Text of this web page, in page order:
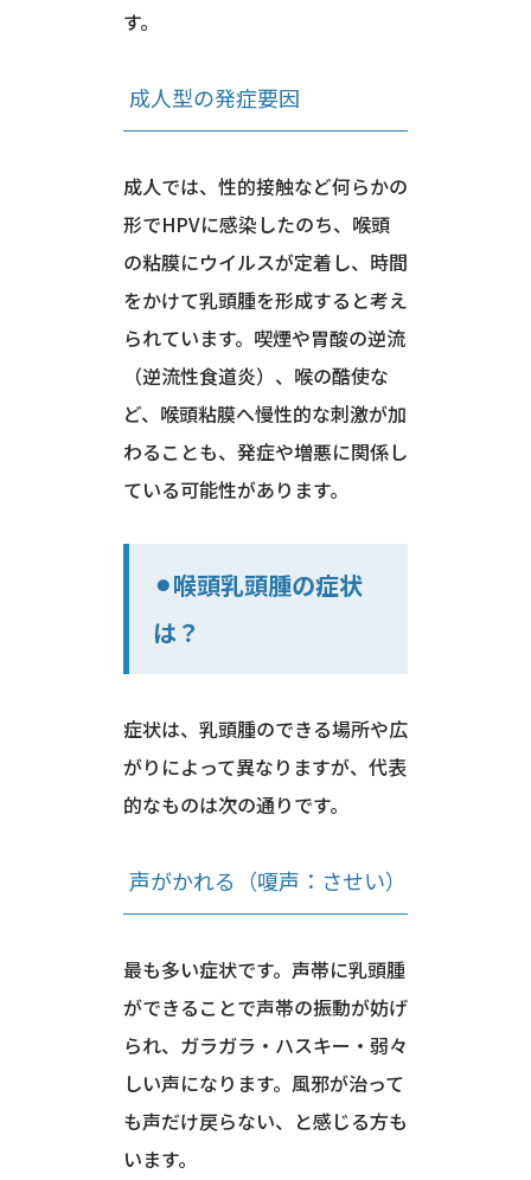
す。
成人型の発症要因
成人では、性的接触など何らかの
形でHPVに感染したのち、喉頭
の粘膜にウイルスが定着し、時間
をかけて乳頭腫を形成すると考え
られています。喫煙や胃酸の逆流
（逆流性食道炎）、喉の酷使な
ど、喉頭粘膜へ慢性的な刺激が加
わることも、発症や増悪に関係し
ている可能性があります。
⚫︎喉頭乳頭腫の症状
は？
症状は、乳頭腫のできる場所や広
がりによって異なりますが、代表
的なものは次の通りです。
声がかれる（嗄声：させい）
最も多い症状です。声帯に乳頭腫
ができることで声帯の振動が妨げ
られ、ガラガラ・ハスキー・弱々
しい声になります。風邪が治って
も声だけ戻らない、と感じる方も
います。